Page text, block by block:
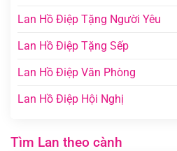
Lan Hồ Điệp Tặng Người Yêu
Lan Hồ Điệp Tặng Sếp
Lan Hồ Điệp Văn Phòng
Lan Hồ Điệp Hội Nghị
Tìm Lan theo cành